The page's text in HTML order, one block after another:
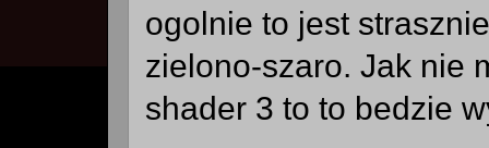
ogolnie to jest
zielono-szaro. Jak nie
shader 3 to to bedzie